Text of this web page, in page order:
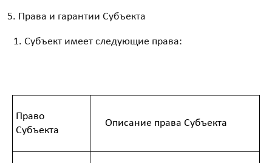
Права и гарантии Субъекта
Субъект имеет следующие права:
Право
Субъекта
Описание права Субъекта